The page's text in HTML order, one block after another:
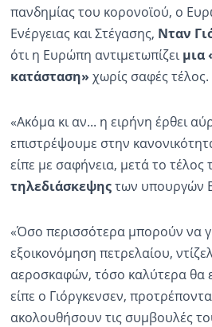
πανδημίας του κορονοϊού, ο
Ενέργειας και Στέγασης, Νταν
ότι η Ευρώπη αντιμετωπίζειμια
κατάσταση» χωρίς σαφές τέλος.
«Ακόμα κι αν... η ειρήνη έρθει
επιστρέψουμε στην
είπε με σαφήνεια, μετά το τέλος
τηλεδιάσκεψηςτων υπουργών
«Όσο περισσότερα μπορούν να
εξοικονόμηση πετρελαίου,
αεροσκαφών, τόσο καλύτερα θα
είπε ο Γιόργκενσεν,
ακολουθήσουν τις συμβουλές